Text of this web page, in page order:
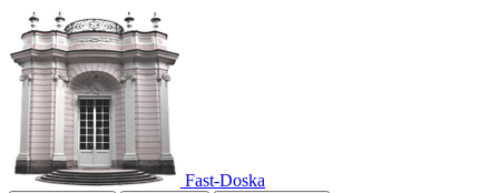
Fast-Doska